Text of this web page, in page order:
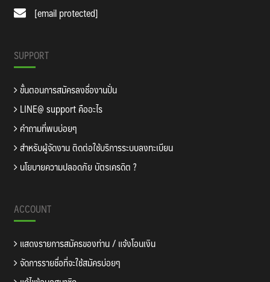
[email protected]
SUPPORT
ขั้นตอนการสมัครลงชื่องานปั่น
LINE@ support คืออะไร
คำถามที่พบบ่อยๆ
สำหรับผู้จัดงาน ติดต่อใช้บริการระบบลงทะเบียน
นโยบายความปลอดภัย บัตรเครดิต ?
ACCOUNT
แสดงรายการสมัครของท่าน / แจ้งโอนเงิน
จัดการรายชื่อที่จะใช้สมัครบ่อยๆ